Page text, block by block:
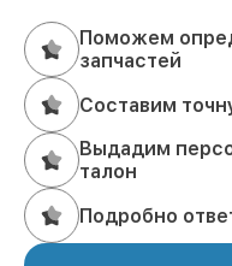
Поможем
запчастей
Составим
Выдадим
талон
Подробно